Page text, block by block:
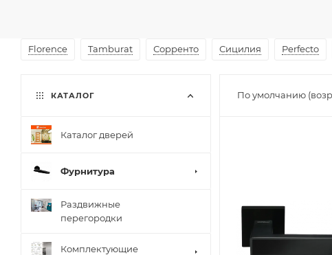
Florence Tamburat Сорренто Сицилия Perfecto
По умолчанию
КАТАЛОГ
Каталог дверей
Фурнитура
Раздвижные
перегородки
Комплектующие